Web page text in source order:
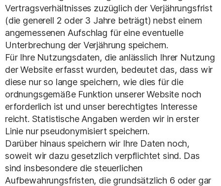
Vertragsverhältnisses zuzüglich der Verjährungsfrist
(die generell 2 oder 3 Jahre beträgt) nebst einem
angemessenen Aufschlag für eine eventuelle
Unterbrechung der Verjährung speichern.
Für Ihre Nutzungsdaten, die anlässlich Ihrer Nutzung
der Website erfasst wurden, bedeutet das, dass wir
diese nur so lange speichern, wie dies für die
ordnungsgemäße Funktion unserer Website noch
erforderlich ist und unser berechtigtes Interesse
reicht. Statistische Angaben werden wir in erster
Linie nur pseudonymisiert speichern.
Darüber hinaus speichern wir Ihre Daten noch,
soweit wir dazu gesetzlich verpflichtet sind. Das
sind insbesondere die steuerlichen
Aufbewahrungsfristen, die grundsätzlich 6 oder gar